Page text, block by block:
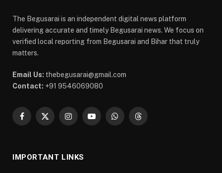
The Begusarai is an independent digital news platform
delivering accurate and timely Begusarai news. We focus on
verified local reporting from Begusarai and Bihar that truly
matters.
Email Us: thebegusarai@gmail.com
Contact: +91 9546069080
Facebook
X
InstagramYouTubeWhatsAppThreads
IMPORTANT LINKS